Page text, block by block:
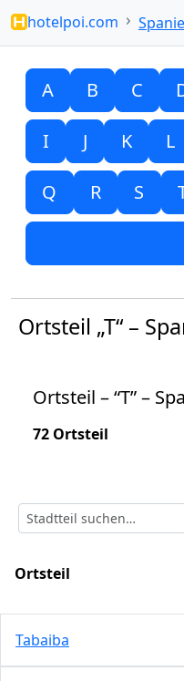
hotelpoi.com
A B C
I J K L
Q R S
Ortsteil „T“ –
Ortsteil – “T” –
72 Ortsteil
Ortsteil
Tabaiba